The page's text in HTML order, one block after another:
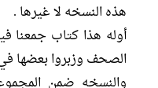
هذه النسخه لا غیرها .
أوله هذا كتاب جمعنا
الصحف وزبروا بعضها